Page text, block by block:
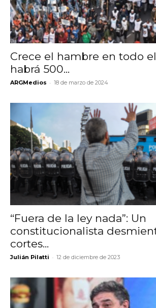
Crece el hambre en todo
habrá 500...
ARGMedios - 18 de marzo de 2024
“Fuera de la ley nada”: Un
constitucionalista
cortes...
Julián Pilatti - 12 de diciembre de 2023